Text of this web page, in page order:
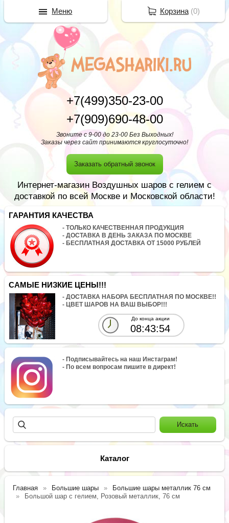
+7(499)350-23-00
+7(909)690-48-00
Звоните с 9-00 до 23-00 Без Выходных!
Заказы через сайт принимаются круглосуточно!
Заказать обратный звонок
Интернет-магазин Воздушных шаров с гелием с
доставкой по всей Москве и Московской области!
ГАРАНТИЯ КАЧЕСТВА
- ТОЛЬКО КАЧЕСТВЕННАЯ ПРОДУКЦИЯ
- ДОСТАВКА В ДЕНЬ ЗАКАЗА ПО МОСКВЕ
- БЕСПЛАТНАЯ ДОСТАВКА ОТ 15000 РУБЛЕЙ
САМЫЕ НИЗКИЕ ЦЕНЫ!!!
- ДОСТАВКА НАБОРА БЕСПЛАТНАЯ ПО МОСКВЕ!!
- ЦВЕТ ШАРОВ НА ВАШ ВЫБОР!!!
До конца акции
08:43:53
- Подписывайтесь на наш Инстаграм!
- По всем вопросам пишите в директ!
Каталог
Главная Большие шары
Большие шары металлик 76 см
Большой шар с гелием, Розовый металлик, 76 см
Корзина(0)
Меню